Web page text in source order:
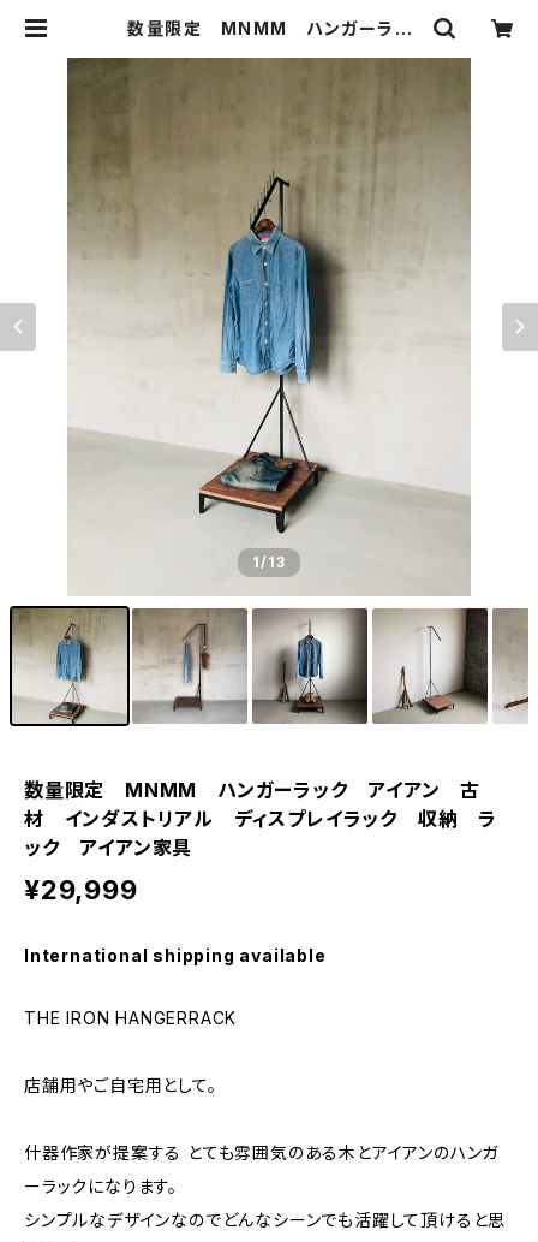
数量限定 MNMM ハンガーラッ
ル ディスプレイラック 収納 ラッ
1/13
数量限定 MNMM ハンガーラック アイアン 古
材 インダストリアル ディスプレイラック 収納 ラ
ック アイアン家具
¥29,999
International shipping available
THE IRON HANGERRACK
店舗用やご自宅用として。
什器作家が提案する とても雰囲気のある木とアイアンのハンガ
ーラックになります。
シンプルなデザインなのでどんなシーンでも活躍して頂けると思